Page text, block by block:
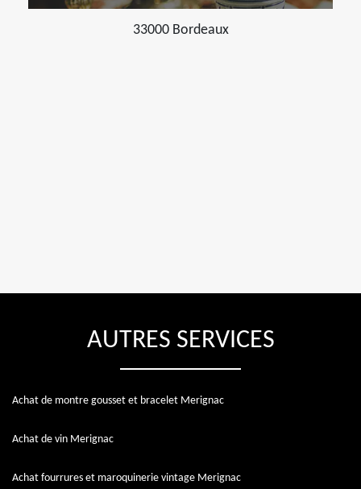
33000 Bordeaux
AUTRES SERVICES
Achat de montre gousset et bracelet Merignac
Achat de vin Merignac
Achat fourrures et maroquinerie vintage Merignac